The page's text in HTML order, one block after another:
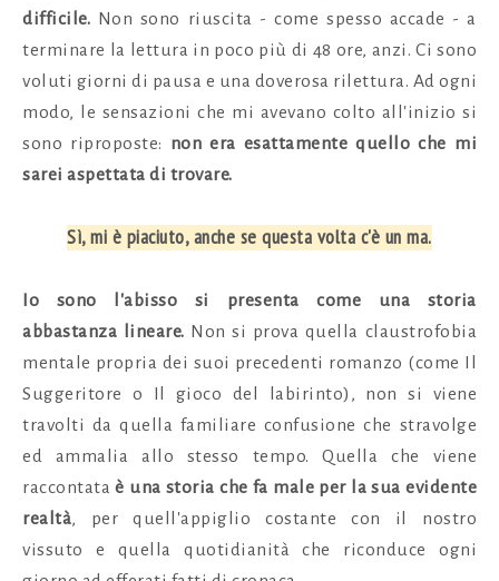
difficile. Non sono riuscita - come spesso accade - a
terminare la lettura in poco più di 48 ore, anzi. Ci sono
voluti giorni di pausa e una doverosa rilettura. Ad ogni
modo, le sensazioni che mi avevano colto all'inizio si
sono riproposte: non era esattamente quello che mi
sarei aspettata di trovare.
Sì, mi è piaciuto, anche se questa volta c'è un ma.
Io sono l'abisso si presenta come una storia
abbastanza lineare. Non si prova quella claustrofobia
mentale propria dei suoi precedenti romanzo (come Il
Suggeritore o Il gioco del labirinto), non si viene
travolti da quella familiare confusione che stravolge
ed ammalia allo stesso tempo. Quella che viene
raccontataè una storia che fa male per la sua evidente
realtà, per quell'appiglio costante con il nostro
vissuto e quella quotidianità che riconduce ogni